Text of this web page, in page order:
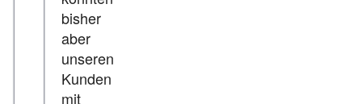
bisher
aber
unseren
Kunden
mit